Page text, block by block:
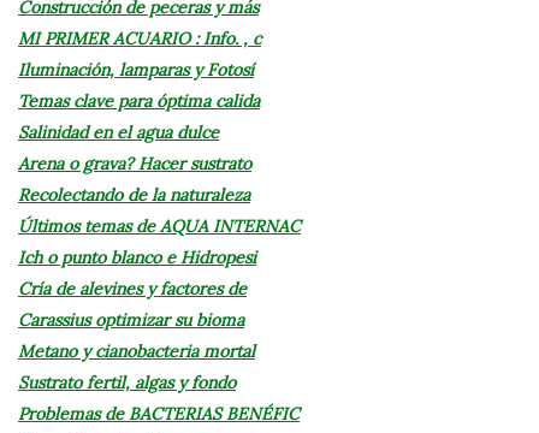
Construcción de peceras y más
MI PRIMER ACUARIO : Info. , c
Iluminación, lamparas y Fotosí
Temas clave para óptima calida
Salinidad en el agua dulce
Arena o grava? Hacer sustrato
Recolectando de la naturaleza
Últimos temas de AQUA INTERNAC
Ich o punto blanco e Hidropesi
Cría de alevines y factores de
Carassius optimizar su bioma
Metano y cianobacteria mortal
Sustrato fertil, algas y fondo
Problemas de BACTERIAS BENÉFIC